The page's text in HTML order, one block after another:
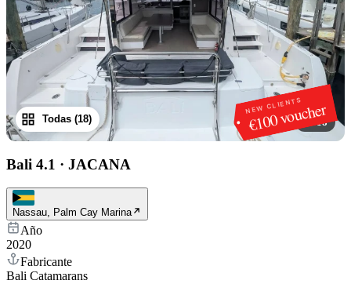
NEW CLIENTS
€100 voucher
1/18
Todas (18)
Bali 4.1 · JACANA
Nassau, Palm Cay Marina
Año
2020
Fabricante
Bali Catamarans